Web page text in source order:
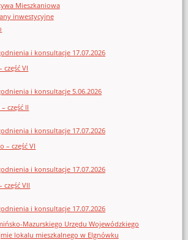
Mieszkaniowa
inwestycyjne
i konsultacje 17.07.2026
część VI
i konsultacje 5.06.2026
część II
i konsultacje 17.07.2026
– część VI
i konsultacje 17.07.2026
część VII
i konsultacje 17.07.2026
Mazurskiego Urzędu Wojewódzkiego
lokalu mieszkalnego w Elgnówku